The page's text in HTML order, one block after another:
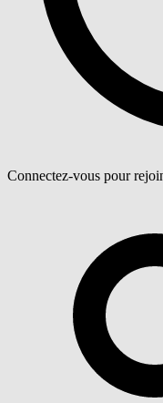
Connectez-vous pour